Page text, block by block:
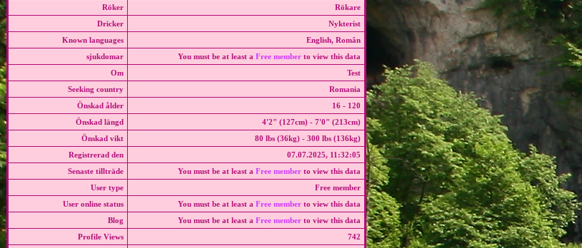
Röker
Rökare
Dricker
Nykterist
Known languages
English, Român
sjukdomar
You must be at least a Free member to view this data
Om
Test
Seeking country
Romania
Önskad ålder
16 - 120
Önskad längd
4'2" (127cm) - 7'0" (213cm)
Önskad vikt
80 lbs (36kg) - 300 lbs (136kg)
Registrerad den
07.07.2025, 11:32:05
Senaste tillträde
You must be at least a Free member to view this data
User type
Free member
User online status
You must be at least a Free member to view this data
Blog
You must be at least a Free member to view this data
Profile Views
742